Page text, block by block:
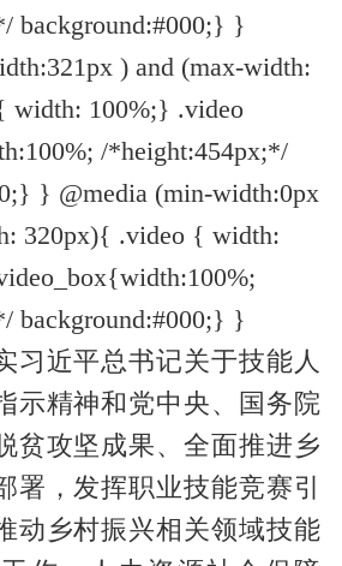
background:#000;} }
) and (max-width:
width: 100%;} .video
/*height:454px;*/
} @media (min-width:0px
320px){ .video { width:
background:#000;} }
近平总书记关于技能人
示精神和党中央、国务院
贫攻坚成果、全面推进乡
署，发挥职业技能竞赛引
动乡村振兴相关领域技能